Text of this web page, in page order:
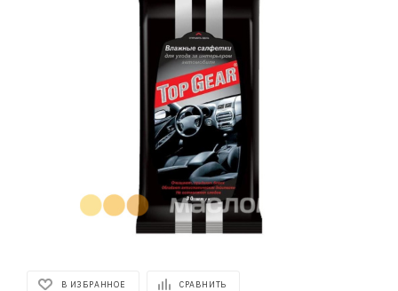
В ИЗБРАННОЕ СРАВНИТЬ